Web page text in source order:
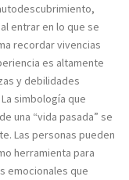
entrar en lo que se
recordar vivencias
es altamente
y debilidades
simbología que
una “vida pasada” se
Las personas pueden
herramienta para
emocionales que